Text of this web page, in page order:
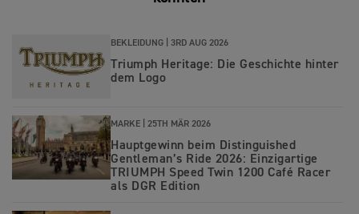
BEKLEIDUNG | 3RD AUG 2026
Triumph Heritage: Die Geschichte hinter
dem Logo
MARKE | 25TH MÄR 2026
Hauptgewinn beim Distinguished
Gentleman’s Ride 2026: Einzigartige
TRIUMPH Speed Twin 1200 Café Racer
als DGR Edition